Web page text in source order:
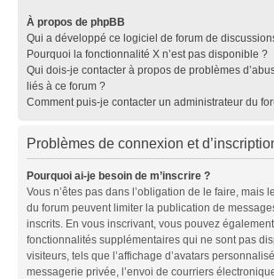
À propos de phpBB
Qui a développé ce logiciel de forum de
Pourquoi la fonctionnalité X n’est pas disponible ?
Qui dois-je contacter à propos de problèmes
liés à ce forum ?
Comment puis-je contacter un administrateur du
Problèmes de connexion et
Pourquoi ai-je besoin de m’inscrire ?
Vous n’êtes pas dans l’obligation de le faire, mais
du forum peuvent limiter la publication de
inscrits. En vous inscrivant, vous pouvez
fonctionnalités supplémentaires qui ne sont pas
visiteurs, tels que l’affichage d’avatars
messagerie privée, l’envoi de courriers